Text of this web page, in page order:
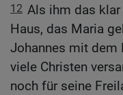
12 Als ihm das klar
Haus, das Maria
Johannes mit dem
viele Christen
noch für seine